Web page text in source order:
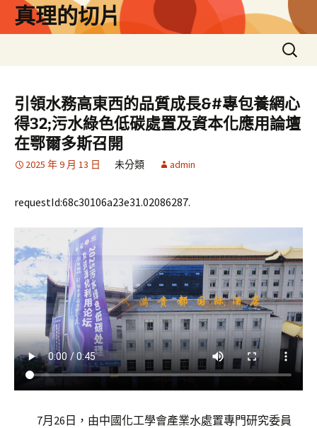
真理的切片
搜
尋
鍵
字:
引領水務高東西的品質成長&#專包養網心
得32;污水綠色低碳處置及資本化應用論壇
在鄂爾多斯召開
2025 年 9 月 13 日 未分類 admin
requestId:68c30106a23e31.02086287.
7月26日，由中國化工學會產業水處置專門研究委員